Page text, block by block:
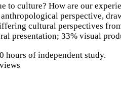
to culture? How are our
perspective,
cultural perspectives
presentation; 33% visual
hours of independent study.